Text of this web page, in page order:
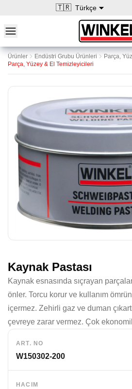
🇹🇷 Türkçe
Open main menu
Ürünler Endüstri Grubu Ürünleri
Parça,
Parça, Yüzey & El Temizleyicileri
Kaynak Pastası
Kaynak esnasında sıçrayan
önler. Torcu korur ve kullanım
içermez. Zehirli gaz ve duman
çevreye zarar vermez. Çok
ART. NO
W150302-200
HACIM